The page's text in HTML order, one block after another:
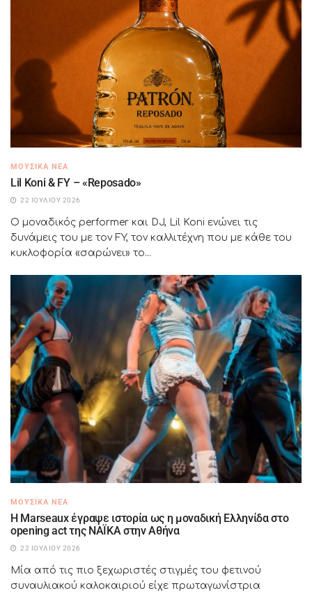
ΜΟΥΣΙΚΆ ΝΈΑ
Lil Koni & FY – «Reposado»
22 ΙΟΥΛΊΟΥ 2026
Ο μοναδικός performer και DJ, Lil Koni ενώνει τις
δυνάμεις του με τον FY, τον καλλιτέχνη που με κάθε του
κυκλοφορία «σαρώνει» το...
ΜΟΥΣΙΚΆ ΝΈΑ
H Marseaux έγραψε ιστορία ως η μοναδική Ελληνίδα στο
opening act της NAÏKA στην Αθήνα
22 ΙΟΥΛΊΟΥ 2026
Μία από τις πιο ξεχωριστές στιγμές του φετινού
συναυλιακού καλοκαιριού είχε πρωταγωνίστρια